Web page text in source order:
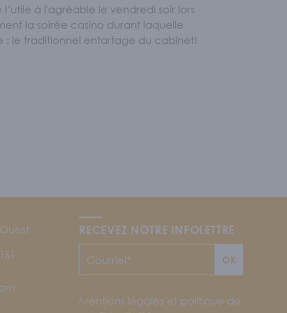
à l'agréable le vendredi soir lors
la soirée casino durant laquelle
: le traditionnel entartage du cabinet!
RECEVEZ NOTRE INFOLETTRE
OK
Mentions légales et politique de